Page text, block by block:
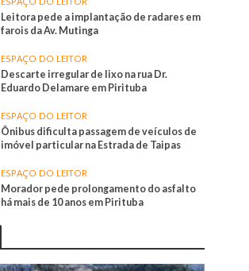
Leitora pede a implantação de radares em
farois da Av. Mutinga
ESPAÇO DO LEITOR
Descarte irregular de lixo na rua Dr.
Eduardo Delamare em Pirituba
ESPAÇO DO LEITOR
Ônibus dificulta passagem de veículos de
imóvel particular na Estrada de Taipas
ESPAÇO DO LEITOR
Morador pede prolongamento do asfalto
há mais de 10 anos em Pirituba